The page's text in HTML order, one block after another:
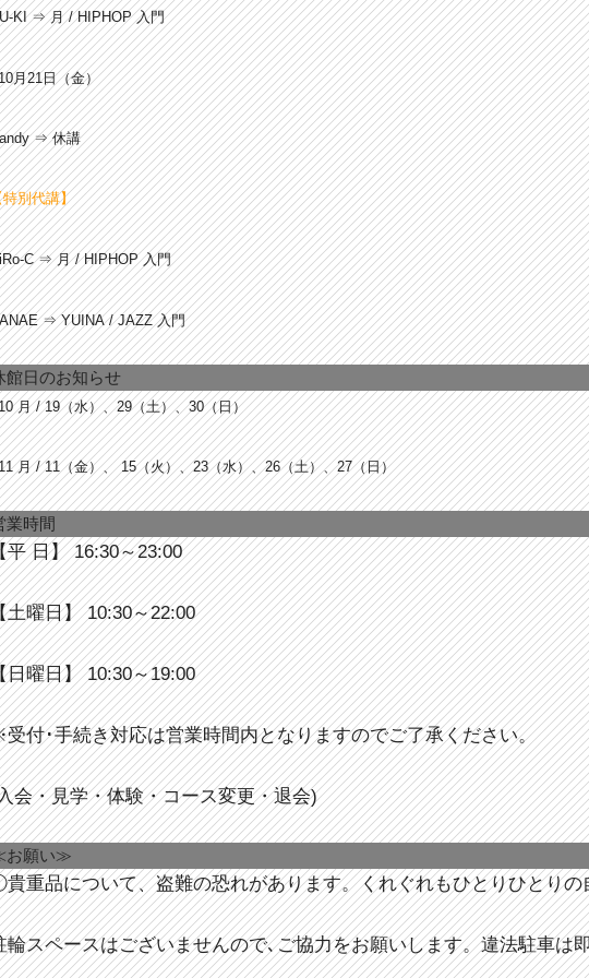
KI ⇒ 月 / HIPHOP 入門
月21日（金）
⇒ 休講
特別代講】
C ⇒ 月 / HIPHOP 入門
⇒ YUINA/ JAZZ 入門
館日のお知らせ
月 /19（水）、29（土）、30（日）
月 / 11（金）、 15（火）、23（水）、26（土）、27（日）
業時間
平 日】 16:30～23:00
土曜日】 10:30～22:00
日曜日】 10:30～19:00
付･手続き対応は営業時間内となりますのでご了承ください。
会・見学・体験・コース変更・退会)
願い≫
重品について、盗難の恐れがあります。くれぐれもひとりひとり
輪スペースはございませんので､ご協力をお願いします。違法駐車は